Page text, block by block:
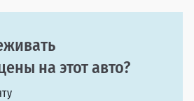
на этот авто?